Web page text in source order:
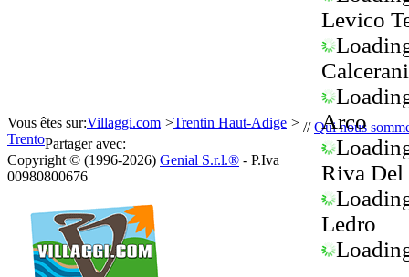
Levico
Arco
Riva Del
Ledro
Vous êtes sur:Villaggi.com >Trentin Haut-Adige >
Trento
//Qui nous
Partager avec:
Copyright © (1996-2026) Genial S.r.l.® - P.Iva
00980800676